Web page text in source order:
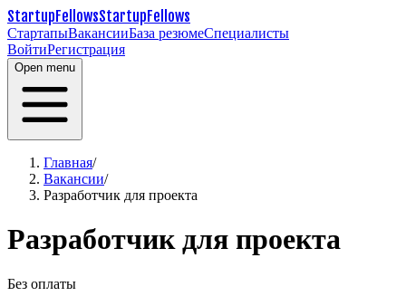
StartupFellowsStartupFellows
СтартапыВакансииБаза резюмеСпециалисты
ВойтиРегистрация
Open menu
Главная/
Вакансии/
Разработчик для проекта
Разработчик для проекта
Без оплаты